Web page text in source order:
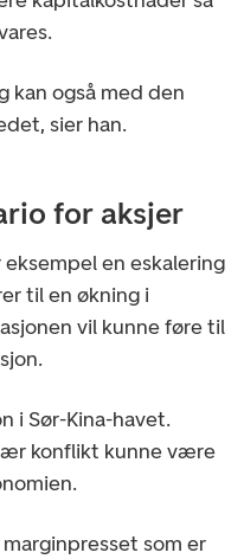
kan også med den
sier han.
for aksjer
en eskalering
til en økning i
vil kunne føre til
i Sør-Kina-havet.
konflikt kunne være
som er